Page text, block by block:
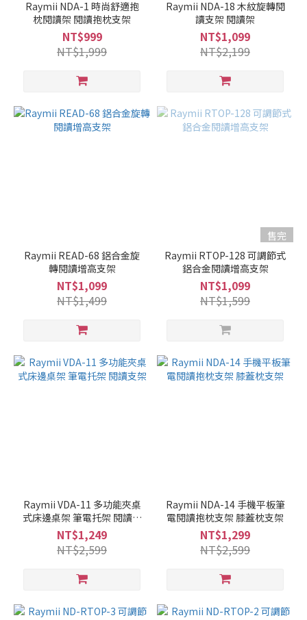
Raymii NDA-1 時尚舒適抱
枕閱讀架 閱讀抱枕支架
NT$999
NT$1,999
Raymii NDA-18 木紋旋轉閱
讀支架 閱讀架
NT$1,099
NT$2,199
Raymii READ-68 鋁合金旋
轉閱讀增高支架
NT$1,099
NT$1,499
售完
Raymii RTOP-128 可調節式
鋁合金閱讀增高支架
NT$1,099
NT$1,599
Raymii VDA-11 多功能夾桌
式床邊桌架 筆電托架 閱讀支
架
NT$1,249
NT$2,599
Raymii NDA-14 手機平板筆
電閱讀抱枕支架 膝蓋枕支架
NT$1,299
NT$2,599